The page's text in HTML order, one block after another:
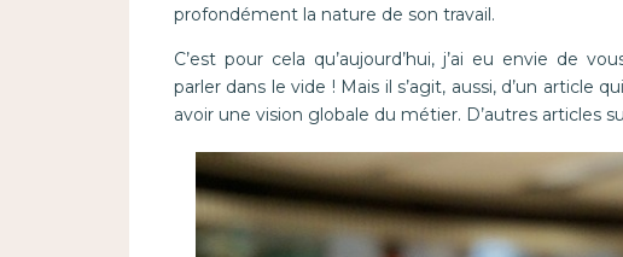
profondément la nature de son travail.
C’est pour cela qu’aujourd’hui, j’ai eu envie de
parler dans le vide ! Mais il s’agit, aussi, d’un article
avoir une vision globale du métier. D’autres articles